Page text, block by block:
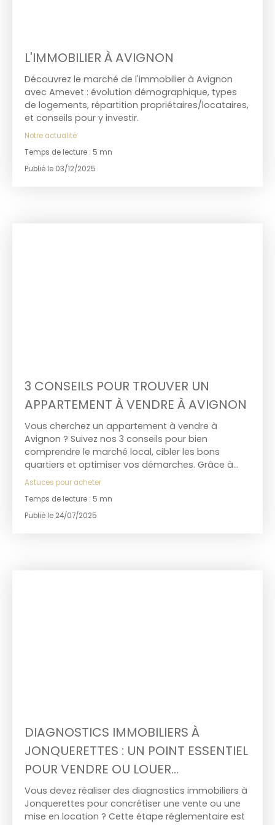
L'IMMOBILIER À AVIGNON
Découvrez le marché de l'immobilier à Avignon
avec Amevet : évolution démographique, types
de logements, répartition propriétaires/locataires,
et conseils pour y investir.
Notre actualité
Temps de lecture : 5 mn
Publié le 03/12/2025
3 CONSEILS POUR TROUVER UN
APPARTEMENT À VENDRE À AVIGNON
Vous cherchez un appartement à vendre à
Avignon ? Suivez nos 3 conseils pour bien
comprendre le marché local, cibler les bons
quartiers et optimiser vos démarches. Grâce à
notre expertise terrain, vous êtes entre de bonnes
mains pour concrétiser votre projet immobilier.
Astuces pour acheter
Temps de lecture : 5 mn
Publié le 24/07/2025
DIAGNOSTICS IMMOBILIERS À
JONQUERETTES : UN POINT ESSENTIEL
POUR VENDRE OU LOUER
SEREINEMENT
Vous devez réaliser des diagnostics immobiliers à
Jonquerettes pour concrétiser une vente ou une
mise en location ? Cette étape réglementaire est